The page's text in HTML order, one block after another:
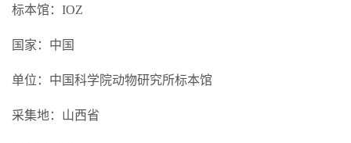
标本馆：IOZ
国家：中国
单位：中国科学院动物研究所标本馆
采集地：山西省